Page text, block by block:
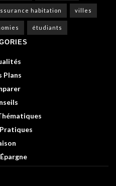
habitation villes
étudiants
Plans